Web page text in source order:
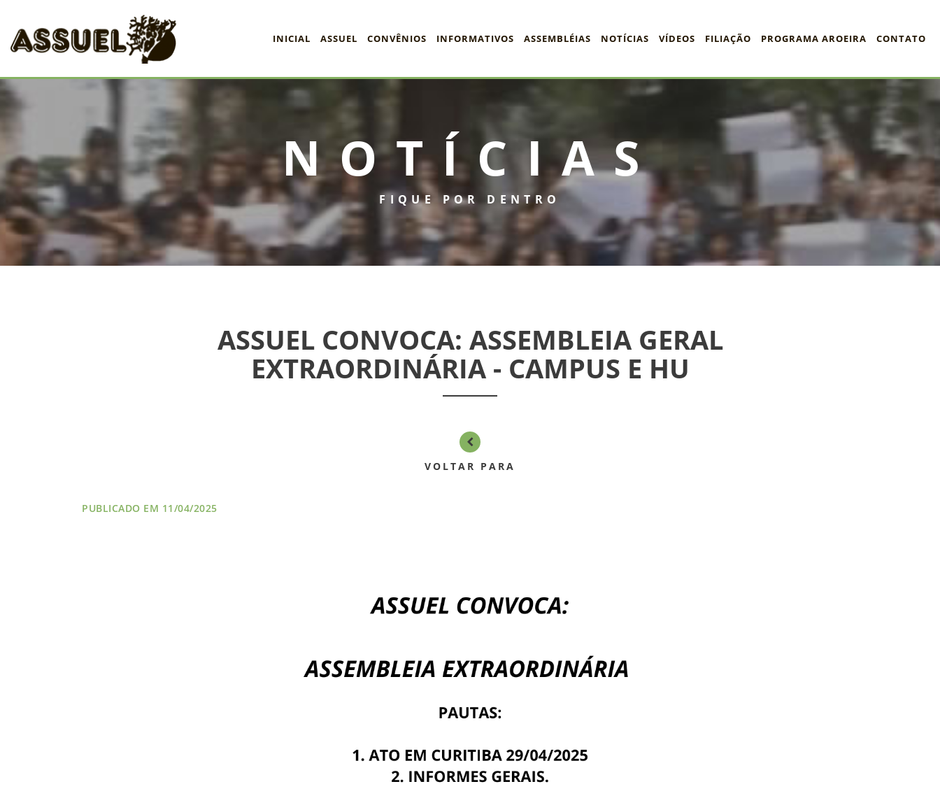
INICIAL
ASSUEL
CONVÊNIOS
INFORMATIVOS
CONTATO
INICIAL ASSUEL CONVÊNIOS INFORMATIVOS ASSEMBLÉIAS NOTÍCIAS VÍDEOS FILIAÇÃO PROGRAMA AROEIRA CONTATO
NOTÍCIAS
FIQUE POR DENTRO
ASSUEL CONVOCA: ASSEMBLEIA GERAL
EXTRAORDINÁRIA - CAMPUS E HU
VOLTAR PARA
PUBLICADO EM 11/04/2025